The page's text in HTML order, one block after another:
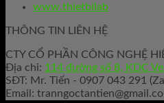
www.thietbilab
THÔNG TIN LIÊN HỆ
CTY CỔ PHẦN CÔNG NGHỆ
Địa chỉ: 114 đường số 8, KDC
SĐT: Mr. Tiến - 0907 043 291
Email: